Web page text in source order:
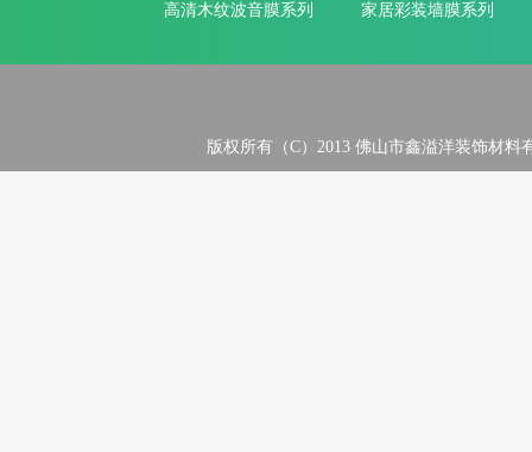
高清木纹波音膜系列
家居彩装墙膜系列
版权所有（C）2013 佛山市鑫溢洋装饰材料